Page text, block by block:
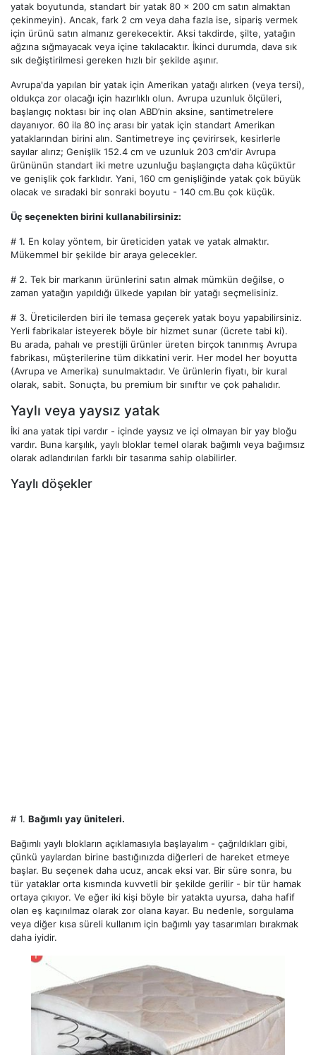
yatak boyutunda, standart bir yatak 80 x 200 cm satın almaktan
çekinmeyin). Ancak, fark 2 cm veya daha fazla ise, sipariş vermek
için ürünü satın almanız gerekecektir. Aksi takdirde, şilte, yatağın
ağzına sığmayacak veya içine takılacaktır. İkinci durumda, dava sık
sık değiştirilmesi gereken hızlı bir şekilde aşınır.
Avrupa'da yapılan bir yatak için Amerikan yatağı alırken (veya tersi),
oldukça zor olacağı için hazırlıklı olun. Avrupa uzunluk ölçüleri,
başlangıç ​​noktası bir inç olan ABD’nin aksine, santimetrelere
dayanıyor. 60 ila 80 inç arası bir yatak için standart Amerikan
yataklarından birini alın. Santimetreye inç çevirirsek, kesirlerle
sayılar alırız; Genişlik 152.4 cm ve uzunluk 203 cm'dir Avrupa
ürününün standart iki metre uzunluğu başlangıçta daha küçüktür
ve genişlik çok farklıdır. Yani, 160 cm genişliğinde yatak çok büyük
olacak ve sıradaki bir sonraki boyutu - 140 cm.Bu çok küçük.
Üç seçenekten birini kullanabilirsiniz:
# 1. En kolay yöntem, bir üreticiden yatak ve yatak almaktır.
Mükemmel bir şekilde bir araya gelecekler.
# 2. Tek bir markanın ürünlerini satın almak mümkün değilse, o
zaman yatağın yapıldığı ülkede yapılan bir yatağı seçmelisiniz.
# 3. Üreticilerden biri ile temasa geçerek yatak boyu yapabilirsiniz.
Yerli fabrikalar isteyerek böyle bir hizmet sunar (ücrete tabi ki).
Bu arada, pahalı ve prestijli ürünler üreten birçok tanınmış Avrupa
fabrikası, müşterilerine tüm dikkatini verir. Her model her boyutta
(Avrupa ve Amerika) sunulmaktadır. Ve ürünlerin fiyatı, bir kural
olarak, sabit. Sonuçta, bu premium bir sınıftır ve çok pahalıdır.
Yaylı veya yaysız yatak
İki ana yatak tipi vardır - içinde yaysız ve içi olmayan bir yay bloğu
vardır. Buna karşılık, yaylı bloklar temel olarak bağımlı veya bağımsız
olarak adlandırılan farklı bir tasarıma sahip olabilirler.
Yaylı döşekler
# 1. Bağımlı yay üniteleri.
Bağımlı yaylı blokların açıklamasıyla başlayalım - çağrıldıkları gibi,
çünkü yaylardan birine bastığınızda diğerleri de hareket etmeye
başlar. Bu seçenek daha ucuz, ancak eksi var. Bir süre sonra, bu
tür yataklar orta kısmında kuvvetli bir şekilde gerilir - bir tür hamak
ortaya çıkıyor. Ve eğer iki kişi böyle bir yatakta uyursa, daha hafif
olan eş kaçınılmaz olarak zor olana kayar. Bu nedenle, sorgulama
veya diğer kısa süreli kullanım için bağımlı yay tasarımları bırakmak
daha iyidir.